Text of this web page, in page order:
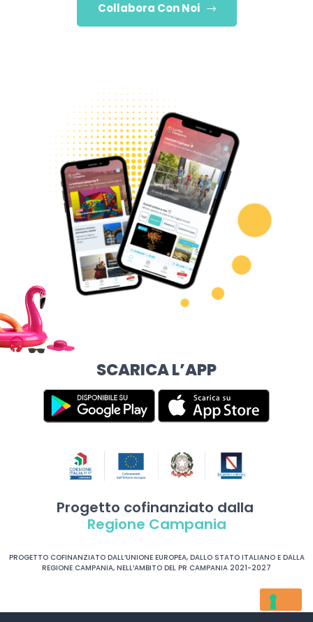
Collabora Con Noi
SCARICA L’APP
Progetto cofinanziato dalla
Regione Campania
PROGETTO COFINANZIATO DALL’UNIONE EUROPEA, DALLO STATO ITALIANO E DALLA
REGIONE CAMPANIA, NELL’AMBITO DEL PR CAMPANIA 2021-2027